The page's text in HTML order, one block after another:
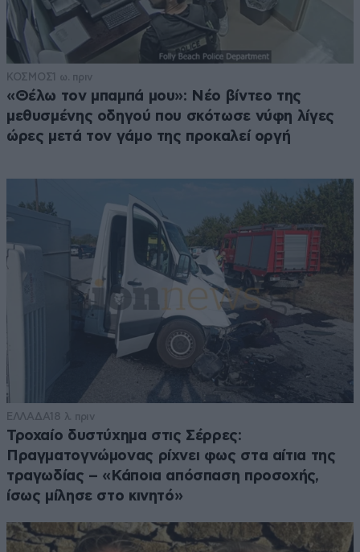
ΚΟΣΜΟΣ1 ω. πριν
«Θέλω τον μπαμπά μου»: Νέο βίντεο της
μεθυσμένης οδηγού που σκότωσε νύφη λίγες
ώρες μετά τον γάμο της προκαλεί οργή
ΕΛΛΑΔΑ18 λ. πριν
Τροχαίο δυστύχημα στις Σέρρες:
Πραγματογνώμονας ρίχνει φως στα αίτια της
τραγωδίας – «Κάποια απόσπαση προσοχής,
ίσως μίλησε στο κινητό»